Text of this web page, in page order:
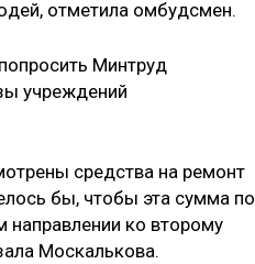
отметила омбудсмен.
Минтруд
учреждений
средства на ремонт
бы, чтобы эта сумма по
направлении ко второму
Москалькова.